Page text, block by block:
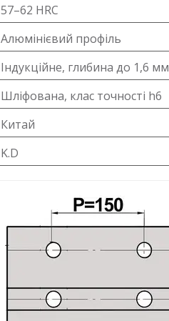
57–62 HRC
Алюмінієвий профіль
Індукційне, глибина до 1,6 мм
Шліфована, клас точності h6
Китай
K.D